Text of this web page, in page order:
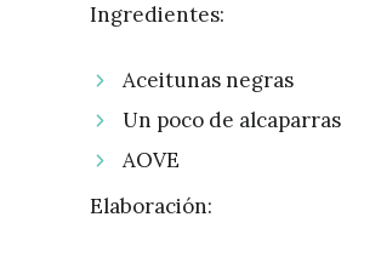
Ingredientes:
Aceitunas negras
Un poco de alcaparras
AOVE
Elaboración: